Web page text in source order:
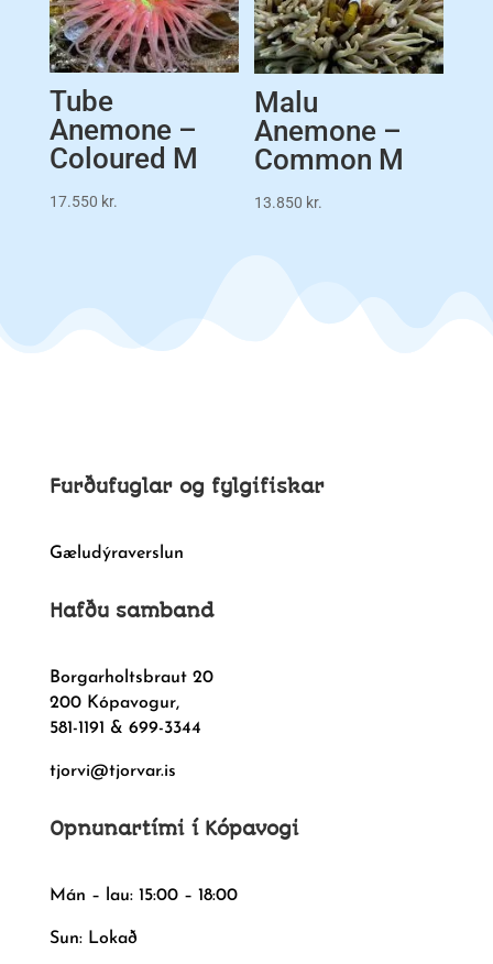
Tube
Anemone –
Coloured M
17.550 kr.
Malu
Anemone –
Common M
13.850 kr.
Furðufuglar og fylgifiskar
Gæludýraverslun
Hafðu samband
Borgarholtsbraut 20
200 Kópavogur,
581-1191 & 699-3344
tjorvi@tjorvar.is
Opnunartími í Kópavogi
Mán – lau: 15:00 – 18:00
Sun: Lokað